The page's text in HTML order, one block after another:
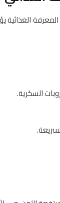
الغذائية
السكرية.